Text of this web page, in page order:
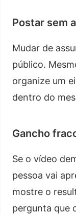
Postar sem
Mudar de
público.
organize um
dentro do
Gancho
Se o vídeo
pessoa vai
mostre o
pergunta que